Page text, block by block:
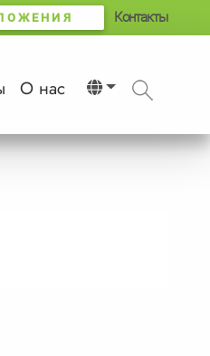
Контакты
О нас